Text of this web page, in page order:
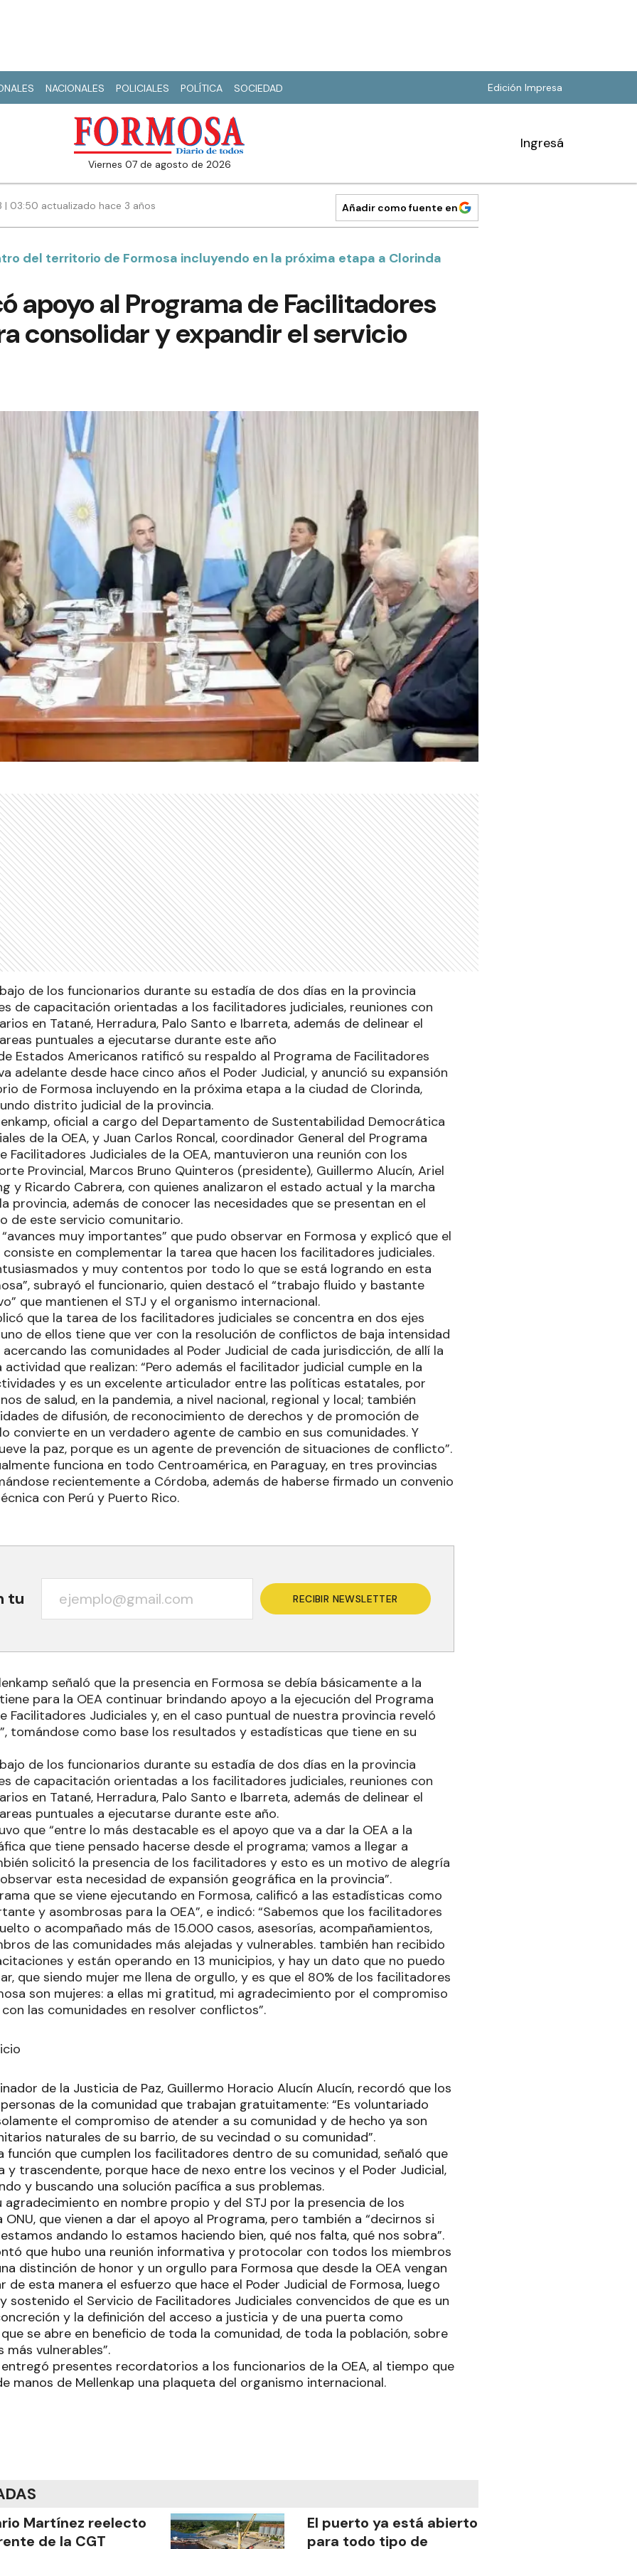
NACIONALES POLICIALES POLÍTICA SOCIEDAD Edición Impresa
viernes 07 de agosto de 2026
Ingresá
| 03:50 actualizado hace 3 años Añadir como fuente en
del territorio de Formosa incluyendo en la próxima etapa a Clorinda
apoyo al Programa de Facilitadores
consolidar y expandir el servicio
de los funcionarios durante su estadía de dos días en la provincia
de capacitación orientadas a los facilitadores judiciales, reuniones con
en Tatané, Herradura, Palo Santo e Ibarreta, además de delinear el
puntuales a ejecutarse durante este año
Estados Americanos ratificó su respaldo al Programa de Facilitadores
adelante desde hace cinco años el Poder Judicial, y anunció su expansión
de Formosa incluyendo en la próxima etapa a la ciudad de Clorinda,
distrito judicial de la provincia.
oficial a cargo del Departamento de Sustentabilidad Democrática
de la OEA, y Juan Carlos Roncal, coordinador General del Programa
Facilitadores Judiciales de la OEA, mantuvieron una reunión con los
Provincial, Marcos Bruno Quinteros (presidente), Guillermo Alucín, Ariel
y Ricardo Cabrera, con quienes analizaron el estado actual y la marcha
provincia, además de conocer las necesidades que se presentan en el
de este servicio comunitario.
muy importantes” que pudo observar en Formosa y explicó que el
en complementar la tarea que hacen los facilitadores judiciales.
y muy contentos por todo lo que se está logrando en esta
subrayó el funcionario, quien destacó el “trabajo fluido y bastante
que mantienen el STJ y el organismo internacional.
que la tarea de los facilitadores judiciales se concentra en dos ejes
de ellos tiene que ver con la resolución de conflictos de baja intensidad
las comunidades al Poder Judicial de cada jurisdicción, de allí la
que realizan: “Pero además el facilitador judicial cumple en la
y es un excelente articulador entre las políticas estatales, por
de salud, en la pandemia, a nivel nacional, regional y local; también
de difusión, de reconocimiento de derechos y de promoción de
convierte en un verdadero agente de cambio en sus comunidades. Y
la paz, porque es un agente de prevención de situaciones de conflicto”.
funciona en todo Centroamérica, en Paraguay, en tres provincias
recientemente a Córdoba, además de haberse firmado un convenio
con Perú y Puerto Rico.
tu RECIBIR NEWSLETTER
señaló que la presencia en Formosa se debía básicamente a la
para la OEA continuar brindando apoyo a la ejecución del Programa
Facilitadores Judiciales y, en el caso puntual de nuestra provincia reveló
tomándose como base los resultados y estadísticas que tiene en su
de los funcionarios durante su estadía de dos días en la provincia
de capacitación orientadas a los facilitadores judiciales, reuniones con
en Tatané, Herradura, Palo Santo e Ibarreta, además de delinear el
puntuales a ejecutarse durante este año.
que “entre lo más destacable es el apoyo que va a dar la OEA a la
que tiene pensado hacerse desde el programa; vamos a llegar a
solicitó la presencia de los facilitadores y esto es un motivo de alegría
esta necesidad de expansión geográfica en la provincia”.
que se viene ejecutando en Formosa, calificó a las estadísticas como
y asombrosas para la OEA”, e indicó: “Sabemos que los facilitadores
o acompañado más de 15.000 casos, asesorías, acompañamientos,
de las comunidades más alejadas y vulnerables. también han recibido
y están operando en 13 municipios, y hay un dato que no puedo
que siendo mujer me llena de orgullo, y es que el 80% de los facilitadores
son mujeres: a ellas mi gratitud, mi agradecimiento por el compromiso
las comunidades en resolver conflictos”.
de la Justicia de Paz, Guillermo Horacio Alucín Alucín, recordó que los
de la comunidad que trabajan gratuitamente: “Es voluntariado
el compromiso de atender a su comunidad y de hecho ya son
naturales de su barrio, de su vecindad o su comunidad”.
función que cumplen los facilitadores dentro de su comunidad, señaló que
y trascendente, porque hace de nexo entre los vecinos y el Poder Judicial,
y buscando una solución pacífica a sus problemas.
agradecimiento en nombre propio y del STJ por la presencia de los
que vienen a dar el apoyo al Programa, pero también a “decirnos si
andando lo estamos haciendo bien, qué nos falta, qué nos sobra”.
que hubo una reunión informativa y protocolar con todos los miembros
distinción de honor y un orgullo para Formosa que desde la OEA vengan
esta manera el esfuerzo que hace el Poder Judicial de Formosa, luego
sostenido el Servicio de Facilitadores Judiciales convencidos de que es un
y la definición del acceso a justicia y de una puerta como
se abre en beneficio de toda la comunidad, de toda la población, sobre
vulnerables”.
presentes recordatorios a los funcionarios de la OEA, al tiempo que
manos de Mellenkap una plaqueta del organismo internacional.
Martínez reelecto
de la CGT
El puerto ya está abierto
para todo tipo de